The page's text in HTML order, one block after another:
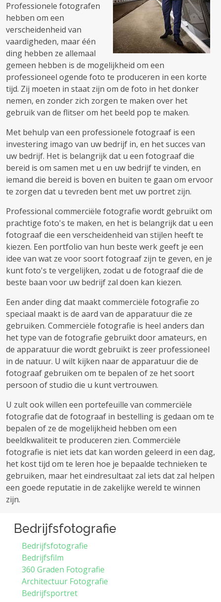
Professionele fotografen
hebben om een ​​
verscheidenheid van
vaardigheden, maar één
ding hebben ze allemaal
gemeen hebben is de mogelijkheid om een ​​
professioneel ogende foto te produceren in een korte
tijd. Zij moeten in staat zijn om de foto in het donker
nemen, en zonder zich zorgen te maken over het
gebruik van de flitser om het beeld pop te maken.
Met behulp van een professionele fotograaf is een
investering imago van uw bedrijf in, en het succes van
uw bedrijf. Het is belangrijk dat u een fotograaf die
bereid is om samen met u en uw bedrijf te vinden, en
iemand die bereid is boven en buiten te gaan om ervoor
te zorgen dat u tevreden bent met uw portret zijn.
Professional commerciële fotografie wordt gebruikt om
prachtige foto's te maken, en het is belangrijk dat u een
fotograaf die een verscheidenheid van stijlen heeft te
kiezen. Een portfolio van hun beste werk geeft je een
idee van wat ze voor soort fotograaf zijn te geven, en je
kunt foto's te vergelijken, zodat u de fotograaf die de
beste baan voor uw bedrijf zal doen kan kiezen.
Een ander ding dat maakt commerciële fotografie zo
speciaal maakt is de aard van de apparatuur die ze
gebruiken. Commerciële fotografie is heel anders dan
het type van de fotografie gebruikt door amateurs, en
de apparatuur die wordt gebruikt is zeer professioneel
in de natuur. U wilt kijken naar de apparatuur die de
fotograaf gebruiken om te bepalen of ze het soort
persoon of studio die u kunt vertrouwen.
U zult ook willen een portefeuille van commerciële
fotografie dat de fotograaf in bestelling is gedaan om te
bepalen of ze de mogelijkheid hebben om een ​​
beeldkwaliteit te produceren zien. Commerciële
fotografie is niet iets dat kan worden geleerd in een dag,
het kost tijd om te leren hoe je bepaalde technieken te
gebruiken, maar het eindresultaat zal iets dat zal helpen
een goede reputatie in de zakelijke wereld te winnen
zijn.
Bedrijfsfotografie
Bedrijfsfotografie
Bedrijfsfilm
360 Graden Fotografie
Architectuur Fotografie
Bedrijfsportret